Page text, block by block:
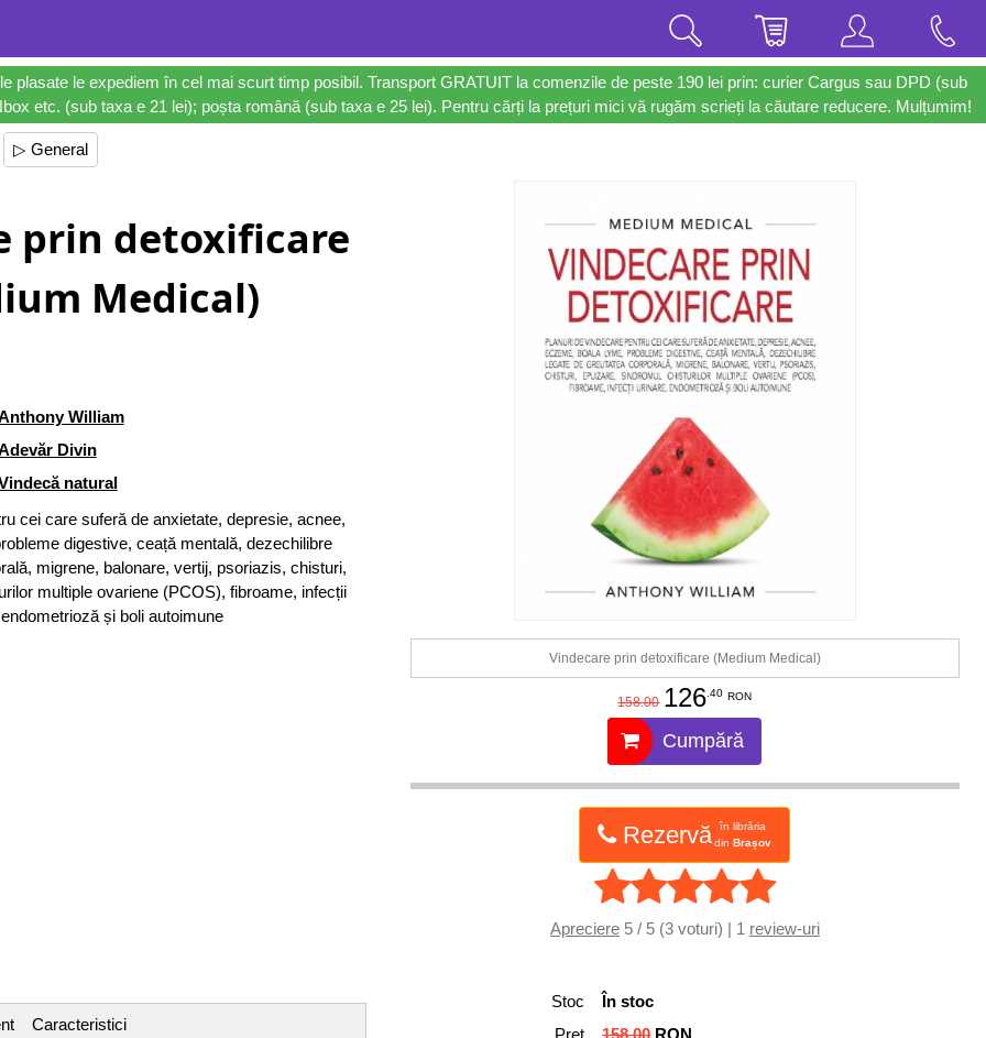
plasate le expediem în cel mai scurt timp posibil. Transport GRATUIT la comenzile de peste 190 lei prin: curier Cargus sau DPD (sub
etc. (sub taxa e 21 lei); poșta română (sub taxa e 25 lei). Pentru cărți la prețuri mici vă rugăm scrieți la căutare reducere. Mulțumim!
▷ General
prin detoxificare
Medical)
William
Divin
natural
cei care suferă de anxietate, depresie, acnee,
digestive, ceață mentală, dezechilibre
migrene, balonare, vertij, psoriazis, chisturi,
multiple ovariene (PCOS), fibroame, infecții
și boli autoimune
Vindecare prin detoxificare (Medium Medical)
158.00 126 .40 RON
Cumpără
Rezervă
în librăria
dinBrașov
Apreciere5 / 5 (3 voturi) | 1 review-uri
Caracteristici
Stoc
În stoc